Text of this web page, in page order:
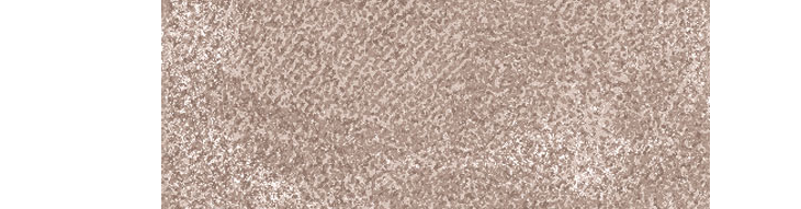
×
ТОЗИ САЙТ ИЗПОЛЗВА БИСКВИТКИ.
ПОВЕЧЕ ИНФОРМАЦИЯ МОЖЕТЕ ДА
НАМЕРИТЕ ТУК.
ОПЦИИ